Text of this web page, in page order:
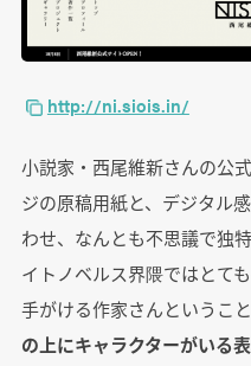
http://ni.siois.in/
小説家・西尾維新さんの公
ジの原稿用紙と、デジタル
わせ、なんとも不思議で独
イトノベルス界隈ではとて
手がける作家さんということ
の上にキャラクターがいる